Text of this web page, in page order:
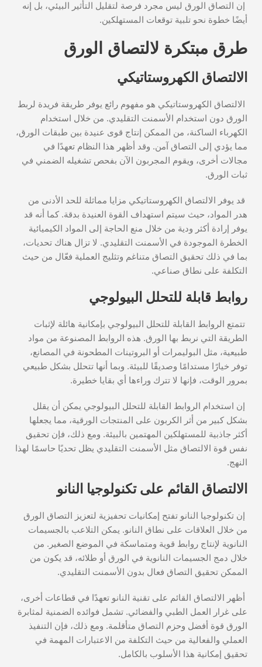
إن التصاق الورق ليس مجرد فرصة لتقليل التأثير البيئي، بل إنه
أيضًا خطوة نحو تلبية توقعات المستهلكين.
طرق مبتكرة لالتصاق الورق
الالتصاق الكهروستاتيكي
الالتصاق الكهروستاتيكي هو مفهوم رائع يوفر طريقة فريدة لربط
الورق دون استخدام الأسمنت التقليدي. من خلال استخدام
الكهرباء الساكنة، من الممكن إنتاج قوى عنيدة بين طبقات الورق،
مما يؤدي إلى التصاق آمن. وقد أظهر هذا النظام تعهدًا في
مجالات أخرى، ويقوم المجربون الآن بفحص تشغيله الضمني في
ثبات الورق.
قد يوفر الالتصاق الكهروستاتيكي مزايا مماثلة للحد الأدنى من
هدر المواد، حيث سيتم استهداف القوة العنيدة بدقة. كما أنه قد
يوفر إرادة أكثر ودية من خلال منع الحاجة إلى المواد الكيميائية
الخطرة الموجودة في الأسمنت التقليدي. لا تزال هناك تحديات،
بما في ذلك تحقيق التصاق متناغم وتثليج العملية فعّال من حيث
التكلفة على نطاق صناعي.
روابط قابلة للتحلل البيولوجي
تتمتع الروابط القابلة للتحلل البيولوجي بإمكانية هائلة لإثبات
الطريقة التي نربط بها الورق. هذه الروابط المصنوعة من مواد
طبيعية، مثل البوليمرات أو البروتينات المطحونة في المصانع،
توفر خيارًا مستدامًا وصديقًا للبيئة. وبما أنها تتحلل بشكل طبيعي
بمرور الوقت، فإنها لا تترك وراءها أي بقايا خطيرة.
إن استخدام الروابط القابلة للتحلل البيولوجي يمكن أن يقلل
بشكل كبير من أثر الكربون على المنتجات الورقية، مما يجعلها
أكثر جاذبية للمستهلكين المهتمين بالبيئة. ومع ذلك، فإن تحقيق
نفس قوة الالتصاق مثل الأسمنت التقليدي يظل تحديًا حاسمًا لهذا
النهج.
الالتصاق القائم على تكنولوجيا النانو
إن تكنولوجيا النانو تفتح إمكانيات تحفيزية لتعزيز التصاق الورق
من خلال العلاقات على نطاق النانو. يمكن التلاعب بالجسيمات
النانوية لإنتاج روابط قوية ومتماسكة في الموضع الصغير. من
خلال دمج الجسيمات النانوية في الورق أو طلائه، قد يكون من
الممكن تحقيق التصاق فعال بدون الأسمنت التقليدي.
أظهر الالتصاق القائم على تقنية النانو تعهدًا في قطاعات أخرى،
على غرار العمل الطبي والفضائي. تشمل فوائده الضمنية لمثابرة
الورق قوة أفضل وحزم التصاق متأقلمة. ومع ذلك، فإن التنفيذ
العملي والفعالية من حيث التكلفة من الاعتبارات المهمة في
تحقيق إمكانية هذا الأسلوب بالكامل.